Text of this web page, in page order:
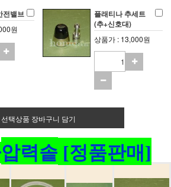
전밸브
원
플래티나 추세트
(추+신호대)
상품가 : 13,000원
선택상품 장바구니 담기
압력솥 [정품판매]